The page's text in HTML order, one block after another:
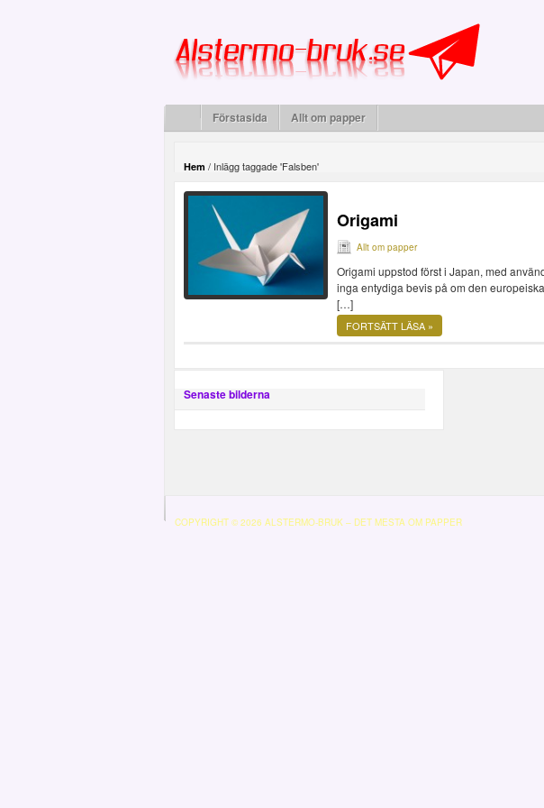
Förstasida Allt om papper
Hem / Inlägg taggade 'Falsben'
Origami
Allt om papper
Origami uppstod först i Japan, med
inga entydiga bevis på om den
[…]
FORTSÄTT LÄSA »
Senaste bilderna
COPYRIGHT © 2026 ALSTERMO-BRUK – DET MESTA OM PAPPER